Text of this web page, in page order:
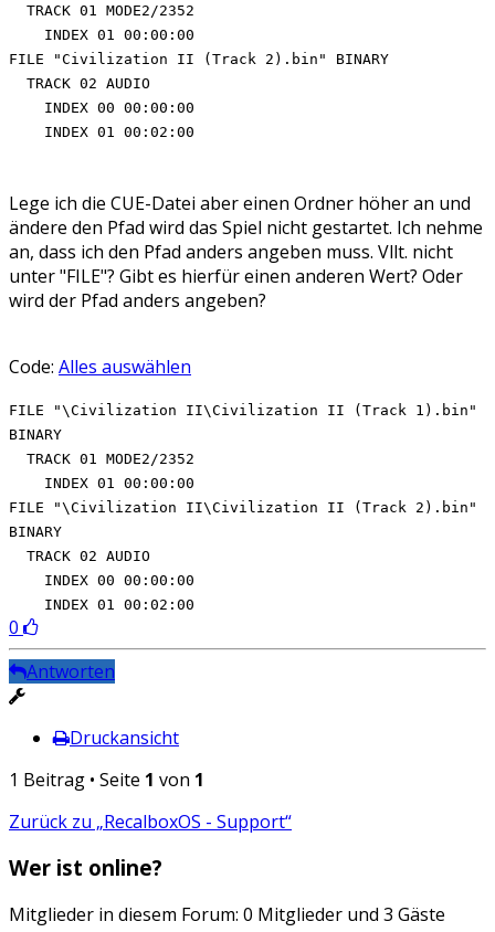
TRACK 01 MODE2/2352
INDEX 01 00:00:00
FILE "Civilization II (Track 2).bin" BINARY
TRACK 02 AUDIO
INDEX 00 00:00:00
INDEX 01 00:02:00
Lege ich die CUE-Datei aber einen Ordner höher an und
ändere den Pfad wird das Spiel nicht gestartet. Ich nehme
an, dass ich den Pfad anders angeben muss. Vllt. nicht
unter "FILE"? Gibt es hierfür einen anderen Wert? Oder
wird der Pfad anders angeben?
Code: Alles auswählen
FILE "\Civilization II\Civilization II (Track 1).bin"
BINARY
TRACK 01 MODE2/2352
INDEX 01 00:00:00
FILE "\Civilization II\Civilization II (Track 2).bin"
BINARY
TRACK 02 AUDIO
INDEX 00 00:00:00
INDEX 01 00:02:00
0
Antworten
Druckansicht
1 Beitrag • Seite 1 von 1
Zurück zu „RecalboxOS - Support“
Wer ist online?
Mitglieder in diesem Forum: 0 Mitglieder und 3 Gäste